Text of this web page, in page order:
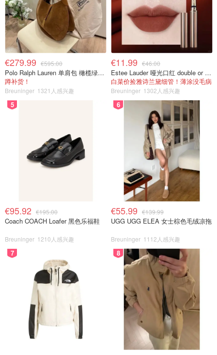
€279.99 €595.00
Polo Ralph Lauren 单肩包 橄榄绿金色
蹲补货！
Breuninger 1321人感兴趣
€11.99 €46.00
Estee Lauder 哑光口红 double or nothing色号
白菜价捡雅诗兰黛细管！薄涂没毛病
Breuninger 1302人感兴趣
5
€95.92 €195.00
Coach COACH Loafer 黑色乐福鞋
Breuninger 1210人感兴趣
6
€55.99 €139.99
UGG UGG ELEA 女士棕色毛绒凉拖
Breuninger 1112人感兴趣
7 8